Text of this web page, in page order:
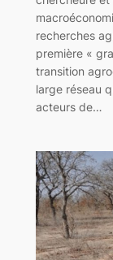
recherches
première «
transition
large réseau
acteurs de…